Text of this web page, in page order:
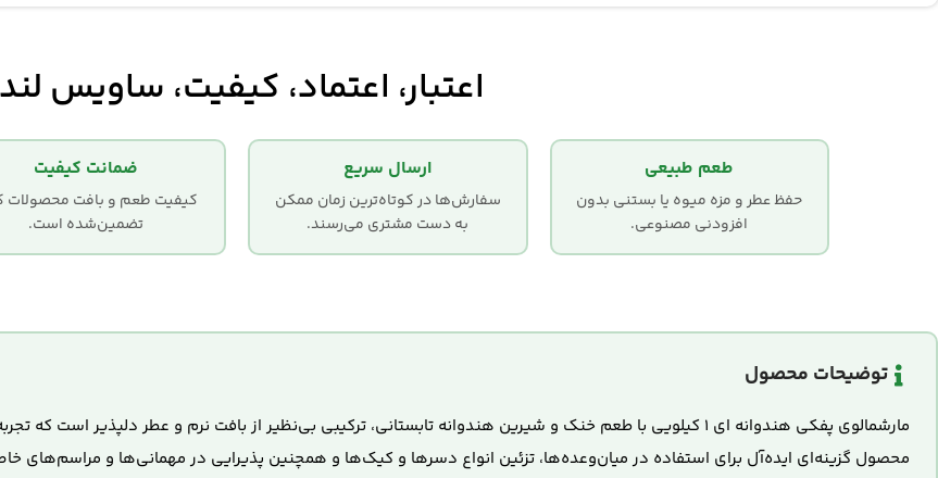
اعتبار، اعتماد، کیفیت، ساویس
طعم طبیعی
حفظ عطر و مزه میوه یا بستنی بدون
افزودنی مصنوعی.
ارسال سریع
سفارش‌ها در کوتاه‌ترین زمان ممکن
به دست مشتری می‌رسند.
ضمانت کیفیت
کیفیت طعم و بافت محصولات
تضمین‌شده است.
توضیحات محصول
مارشمالوی پفکی هندوانه ای ۱ کیلویی با طعم خنک و شیرین هندوانه تابستانی، ترکیبی بی‌نظیر از بافت نرم و عطر
محصول گزینه‌ای ایده‌آل برای استفاده در میان‌وعده‌ها، تزئین انواع دسرها و کیک‌ها و همچنین پذیرایی در مهمانی‌ها و مراسم‌های